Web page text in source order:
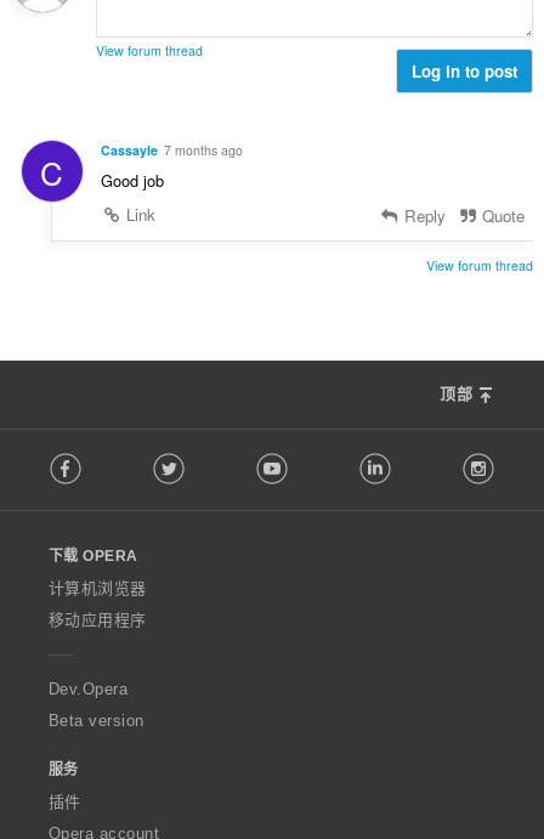
View forum thread
Log in to post
C Cassayle 7 months ago
Good job
Link
Reply Quote
View forum thread
顶部
o
w
O
p
e
a
Facebook Twitter Youtube LinkedIn
下载 OPERA
计算机浏览器
移动应用程序
Dev.Opera
Beta version
服务
插件
Opera account